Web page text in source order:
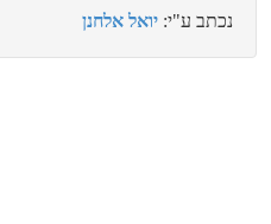
נכתב ע"י: יואל אלחנן